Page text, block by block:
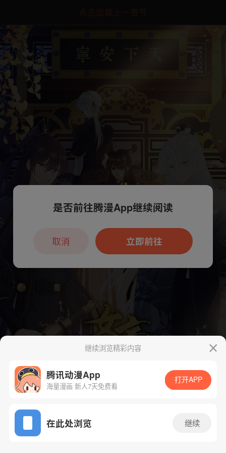
点击加载上一章节
App免费看
下一话 腾漫App免费看
继续浏览精彩内容
腾讯动漫App
海量漫画 新人7天免费看
打开APP
在此处浏览 继续
本章节仅支持App阅读，可打开App新用
户7天免费看
是否前往腾漫App继续阅读
立即前往
取消